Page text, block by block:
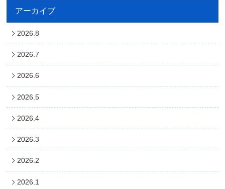
アーカイブ
2026.8
2026.7
2026.6
2026.5
2026.4
2026.3
2026.2
2026.1